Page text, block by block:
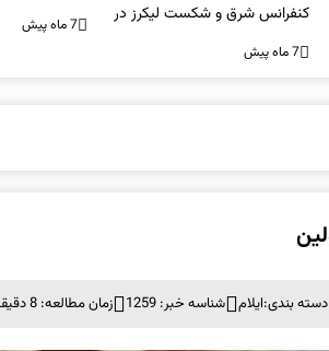
کنفرانس شرق و شکست لیکرز در
غیاب جیمز
7 ماه پیش
7 ماه پیش
دسته بندی:ایلام شناسه خبر: 1259 زمان مطالعه: 8 دقیقه